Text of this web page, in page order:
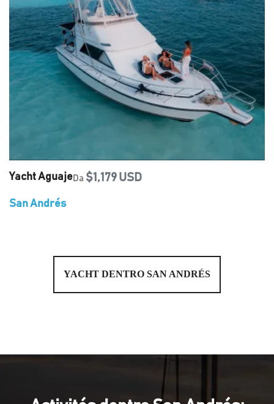
Yacht AguajeDa $1,179 USD
San Andrés
YACHT DENTRO SAN ANDRÉS